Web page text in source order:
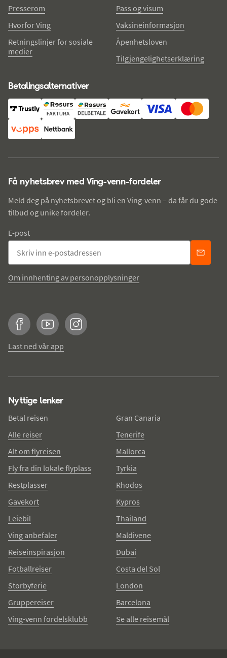
Presserom
Hvorfor Ving
Retningslinjer for sosiale
medier
Pass og visum
Vaksineinformasjon
Åpenhetsloven
Tilgjengelighetserklæring
Betalingsalternativer
Få nyhetsbrev med Ving-venn-fordeler
Meld deg på nyhetsbrevet og bli en Ving-venn – da får du gode
tilbud og unike fordeler.
E-post
Om innhenting av personopplysninger
FacebookYouTubeInstagram
Last ned vår app
Nyttige lenker
Betal reisen
Alle reiser
Alt om flyreisen
Fly fra din lokale flyplass
Restplasser
Gavekort
Leiebil
Ving anbefaler
Reiseinspirasjon
Fotballreiser
Storbyferie
Gruppereiser
Ving-venn fordelsklubb
Gran Canaria
Tenerife
Mallorca
Tyrkia
Rhodos
Kypros
Thailand
Maldivene
Dubai
Costa del Sol
London
Barcelona
Se alle reisemål